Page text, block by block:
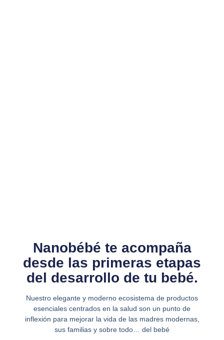
Nanobébé te acompaña
desde las primeras etapas
del desarrollo de tu bebé.
Nuestro elegante y moderno ecosistema de productos
esenciales centrados en la salud son un punto de
inflexión para mejorar la vida de las madres modernas,
sus familias y sobre todo… del bebé